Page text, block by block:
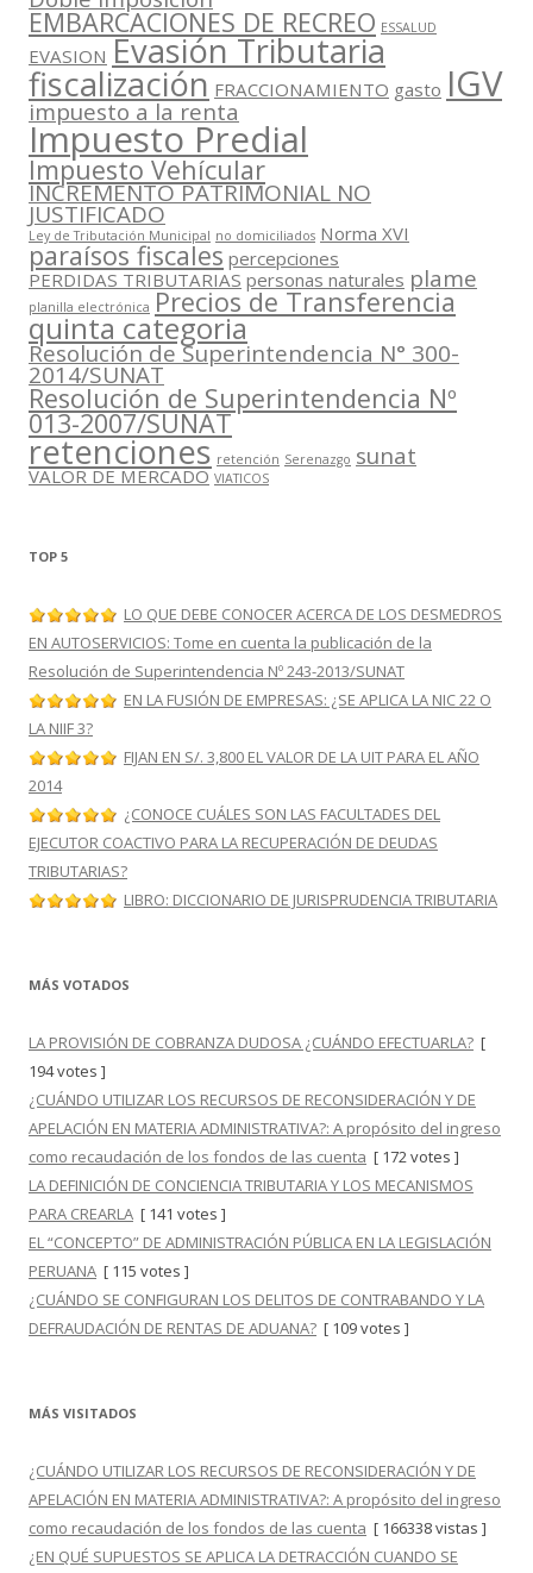
EMBARCACIONES DE RECREO ESSALUD
EVASION Evasión Tributaria
fiscalización FRACCIONAMIENTO gasto IGV
impuesto a la renta
Impuesto Predial
Impuesto Vehícular
INCREMENTO PATRIMONIAL NO
JUSTIFICADO
Ley de Tributación Municipal no domiciliados Norma XVI
paraísos fiscales percepciones
PERDIDAS TRIBUTARIAS personas naturales plame
planilla electrónica Precios de Transferencia
quinta categoria
Resolución de Superintendencia N° 300-
2014/SUNAT
Resolución de Superintendencia Nº
013-2007/SUNAT
retenciones retención Serenazgo sunat
VALOR DE MERCADO VIATICOS
TOP 5
LO QUE DEBE CONOCER ACERCA DE LOS DESMEDROS
EN AUTOSERVICIOS: Tome en cuenta la publicación de la
Resolución de Superintendencia Nº 243-2013/SUNAT
EN LA FUSIÓN DE EMPRESAS: ¿SE APLICA LA NIC 22 O
LA NIIF 3?
FIJAN EN S/. 3,800 EL VALOR DE LA UIT PARA EL AÑO
2014
¿CONOCE CUÁLES SON LAS FACULTADES DEL
EJECUTOR COACTIVO PARA LA RECUPERACIÓN DE DEUDAS
TRIBUTARIAS?
LIBRO: DICCIONARIO DE JURISPRUDENCIA TRIBUTARIA
MÁS VOTADOS
LA PROVISIÓN DE COBRANZA DUDOSA ¿CUÁNDO EFECTUARLA? [
194 votes ]
¿CUÁNDO UTILIZAR LOS RECURSOS DE RECONSIDERACIÓN Y DE
APELACIÓN EN MATERIA ADMINISTRATIVA?: A propósito del ingreso
como recaudación de los fondos de las cuenta [ 172 votes ]
LA DEFINICIÓN DE CONCIENCIA TRIBUTARIA Y LOS MECANISMOS
PARA CREARLA [ 141 votes ]
EL “CONCEPTO” DE ADMINISTRACIÓN PÚBLICA EN LA LEGISLACIÓN
PERUANA [ 115 votes ]
¿CUÁNDO SE CONFIGURAN LOS DELITOS DE CONTRABANDO Y LA
DEFRAUDACIÓN DE RENTAS DE ADUANA? [ 109 votes ]
MÁS VISITADOS
¿CUÁNDO UTILIZAR LOS RECURSOS DE RECONSIDERACIÓN Y DE
APELACIÓN EN MATERIA ADMINISTRATIVA?: A propósito del ingreso
como recaudación de los fondos de las cuenta [ 166338 vistas ]
¿EN QUÉ SUPUESTOS SE APLICA LA DETRACCIÓN CUANDO SE